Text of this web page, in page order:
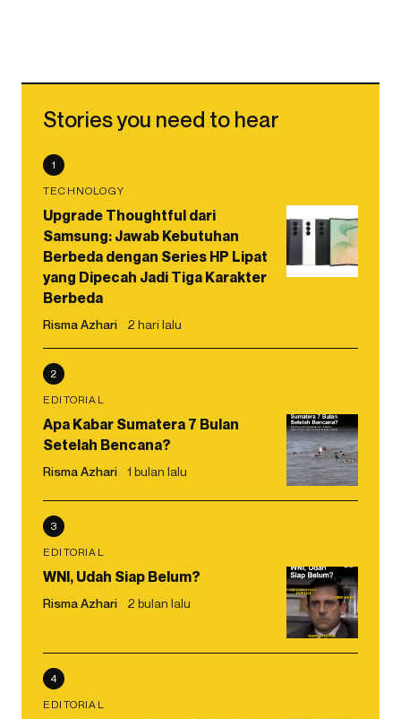
Stories you need to hear
1
TECHNOLOGY
Upgrade Thoughtful dari
Samsung: Jawab Kebutuhan
Berbeda dengan Series HP Lipat
yang Dipecah Jadi Tiga Karakter
Berbeda
Risma Azhari 2 hari lalu
2
EDITORIAL
Apa Kabar Sumatera 7 Bulan
Setelah Bencana?
Risma Azhari 1 bulan lalu
3
EDITORIAL
WNI, Udah Siap Belum?
Risma Azhari 2 bulan lalu
4
EDITORIAL